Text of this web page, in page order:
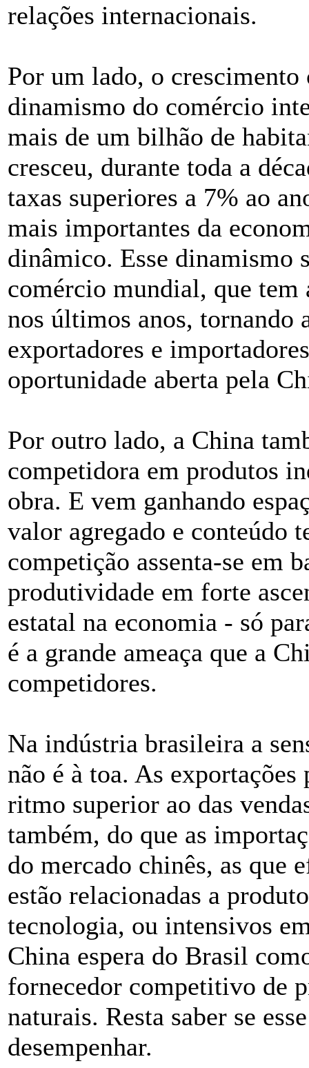
relações internacionais.
Por um lado, o
dinamismo do comércio
mais de um bilhão de
cresceu, durante toda a
taxas superiores a 7% ao
mais importantes da
dinâmico. Esse dinamismo
comércio mundial, que tem
nos últimos anos, tornando
exportadores e
oportunidade aberta pela
Por outro lado, a China
competidora em produtos
obra. E vem ganhando
valor agregado e conteúdo
competição assenta-se em
produtividade em forte
estatal na economia - só
é a grande ameaça que a
competidores.
Na indústria brasileira a
não é à toa. As
ritmo superior ao das
também, do que as
do mercado chinês, as que
estão relacionadas a
tecnologia, ou intensivos
China espera do Brasil
fornecedor competitivo de
naturais. Resta saber se
desempenhar.